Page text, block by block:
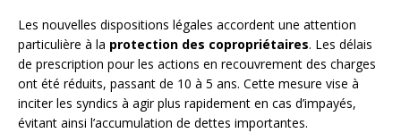
Les nouvelles dispositions légales accordent une attention
particulière à la protection des copropriétaires. Les délais
de prescription pour les actions en recouvrement des charges
ont été réduits, passant de 10 à 5 ans. Cette mesure vise à
inciter les syndics à agir plus rapidement en cas d’impayés,
évitant ainsi l’accumulation de dettes importantes.